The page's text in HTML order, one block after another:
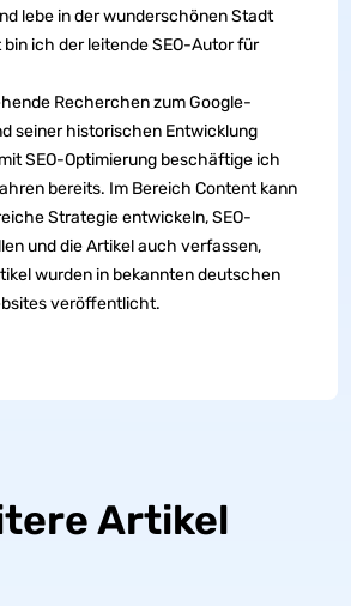
lebe in der wunderschönen Stadt
ich der leitende SEO-Autor für
Recherchen zum Google-
seiner historischen Entwicklung
SEO-Optimierung beschäftige ich
bereits. Im Bereich Content kann
Strategie entwickeln, SEO-
und die Artikel auch verfassen,
wurden in bekannten deutschen
veröffentlicht.
Artikel